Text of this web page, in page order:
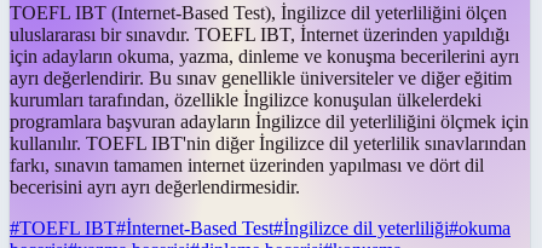
TOEFL IBT (Internet-Based Test), İngilizce dil yeterliliğini ölçen
uluslararası bir sınavdır. TOEFL IBT, İnternet üzerinden yapıldığı
için adayların okuma, yazma, dinleme ve konuşma becerilerini ayrı
ayrı değerlendirir. Bu sınav genellikle üniversiteler ve diğer eğitim
kurumları tarafından, özellikle İngilizce konuşulan ülkelerdeki
programlara başvuran adayların İngilizce dil yeterliliğini ölçmek için
kullanılır. TOEFL IBT'nin diğer İngilizce dil yeterlilik sınavlarından
farkı, sınavın tamamen internet üzerinden yapılması ve dört dil
becerisini ayrı ayrı değerlendirmesidir.
#TOEFL IBT#İnternet-Based Test#İngilizce dil yeterliliği#okuma